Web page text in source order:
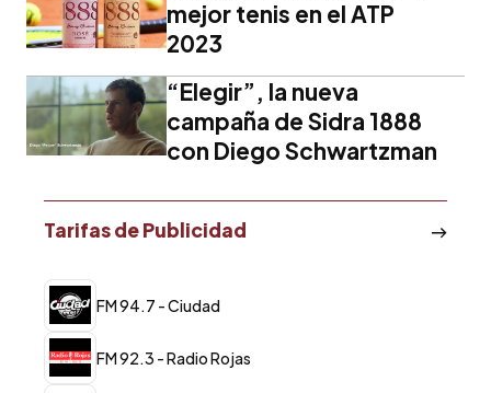
mejor tenis en el ATP
2023
“Elegir”, la nueva
campaña de Sidra 1888
con Diego Schwartzman
Tarifas de Publicidad
FM 94.7 - Ciudad
FM 92.3 - Radio Rojas